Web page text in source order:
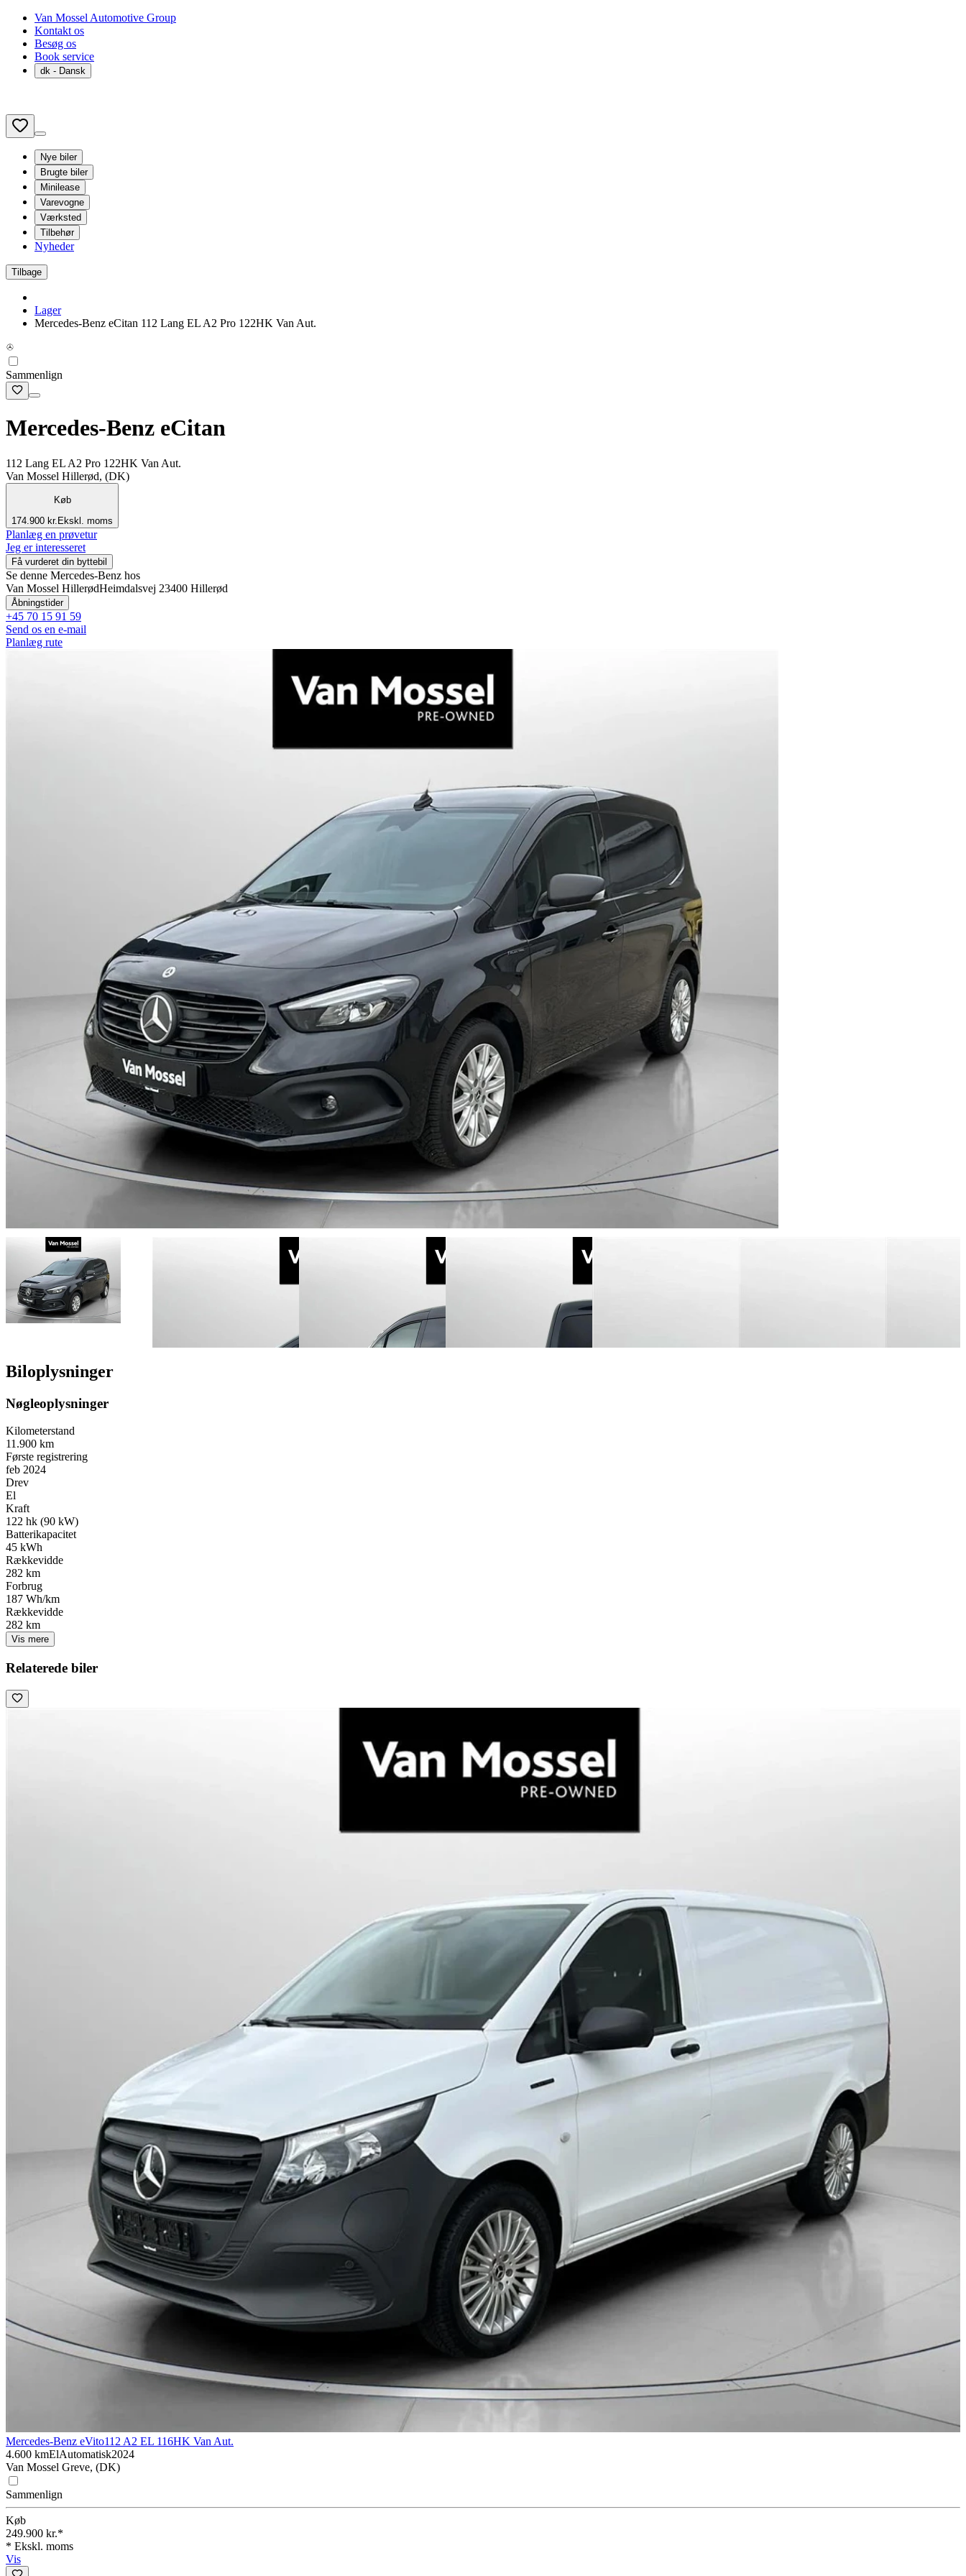
Van Mossel Automotive Group
Kontakt os
Besøg os
Book service
dk - Dansk
Nye biler
Brugte biler
Minilease
Varevogne
Værksted
Tilbehør
Nyheder
Tilbage
Lager
Mercedes-Benz eCitan 112 Lang EL A2 Pro 122HK Van Aut.
Sammenlign
Mercedes-Benz eCitan
112 Lang EL A2 Pro 122HK Van Aut.
Van Mossel Hillerød, (DK)
Køb
174.900 kr. Ekskl. moms
Planlæg en prøvetur
Jeg er interesseret
Få vurderet din byttebil
Se denne Mercedes-Benz hos
Van Mossel HillerødHeimdalsvej 23400 Hillerød
Åbningstider
+45 70 15 91 59
Send os en e-mail
Planlæg rute
Biloplysninger
Nøgleoplysninger
Kilometerstand
11.900 km
Første registrering
feb 2024
Drev
El
Kraft
122 hk (90 kW)
Batterikapacitet
45 kWh
Rækkevidde
282 km
Forbrug
187 Wh/km
Rækkevidde
282 km
Vis mere
Relaterede biler
Mercedes-Benz eVito112 A2 EL 116HK Van Aut.
4.600 kmElAutomatisk2024
Van Mossel Greve, (DK)
Sammenlign
Køb
249.900 kr.*
* Ekskl. moms
Vis